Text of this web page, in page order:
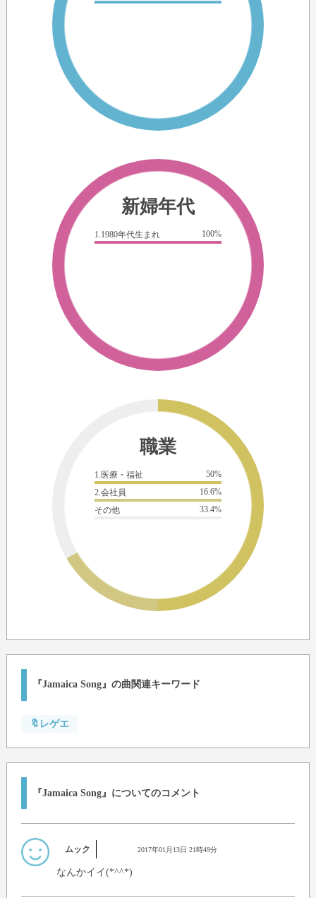
新婦年代
1.1980年代生まれ 100%
職業
1.医療・福祉
50%
2.会社員
16.6%
その他
33.4%
『Jamaica Song』の曲関連キーワード
🔖レゲエ
『Jamaica Song』についてのコメント
ムック 2017年01月13日 21時49分
なんかイイ(*^^*)